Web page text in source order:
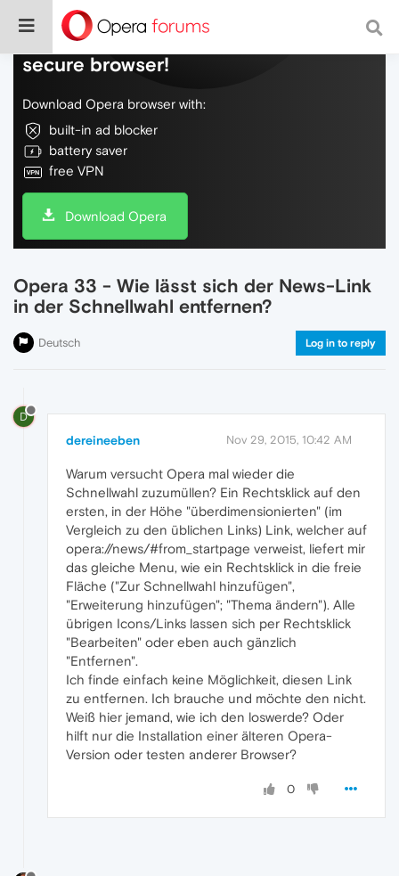
Do more on the web, with a fast and
secure browser!
Download Opera browser with:
built-in ad blocker
battery saver
free VPN
Download Opera
Opera 33 - Wie lässt sich der News-Link
in der Schnellwahl entfernen?
Deutsch Log in to reply
D
dereineeben Nov 29, 2015, 10:42 AM
Warum versucht Opera mal wieder die
Schnellwahl zuzumüllen? Ein Rechtsklick auf den
ersten, in der Höhe "überdimensionierten" (im
Vergleich zu den üblichen Links) Link, welcher auf
opera://news/#from_startpage verweist, liefert mir
das gleiche Menu, wie ein Rechtsklick in die freie
Fläche ("Zur Schnellwahl hinzufügen",
"Erweiterung hinzufügen"; "Thema ändern"). Alle
übrigen Icons/Links lassen sich per Rechtsklick
"Bearbeiten" oder eben auch gänzlich
"Entfernen".
Ich finde einfach keine Möglichkeit, diesen Link
zu entfernen. Ich brauche und möchte den nicht.
Weiß hier jemand, wie ich den loswerde? Oder
hilft nur die Installation einer älteren Opera-
Version oder testen anderer Browser?
0